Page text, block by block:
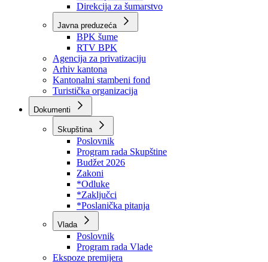
Direkcije
Direkcija za robne rezerve
Direkcija za ceste
Direkcija za šumarstvo
Javna preduzeća
BPK šume
RTV BPK
Agencija za privatizaciju
Arhiv kantona
Kantonalni stambeni fond
Turistička organizacija
Dokumenti
Skupština
Poslovnik
Program rada Skupštine
Budžet 2026
Zakoni
*Odluke
*Zaključci
*Poslanička pitanja
Vlada